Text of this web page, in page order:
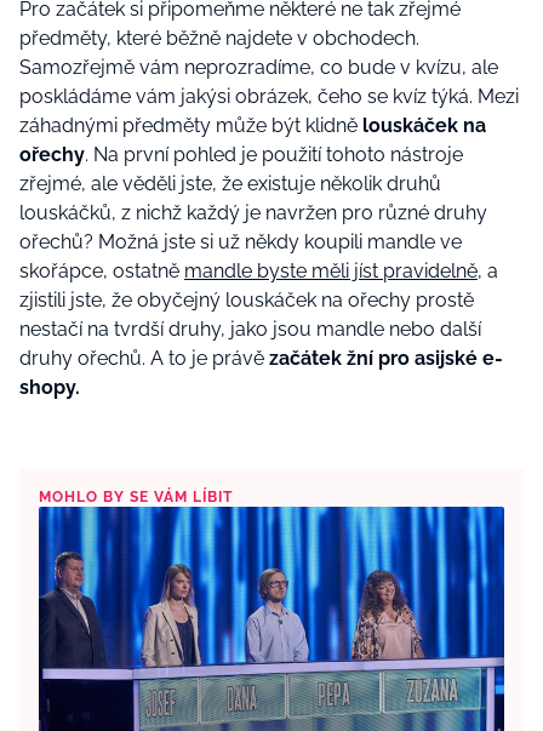
Pro začátek si připomeňme některé ne tak zřejmé
předměty, které běžně najdete v obchodech.
Samozřejmě vám neprozradíme, co bude v kvízu, ale
poskládáme vám jakýsi obrázek, čeho se kvíz týká. Mezi
záhadnými předměty může být klidně louskáček na
ořechy. Na první pohled je použití tohoto nástroje
zřejmé, ale věděli jste, že existuje několik druhů
louskáčků, z nichž každý je navržen pro různé druhy
ořechů? Možná jste si už někdy koupili mandle ve
skořápce, ostatně mandle byste měli jíst pravidelně, a
zjistili jste, že obyčejný louskáček na ořechy prostě
nestačí na tvrdší druhy, jako jsou mandle nebo další
druhy ořechů. A to je právě začátek žní pro asijské e-
shopy.
MOHLO BY SE VÁM LÍBIT